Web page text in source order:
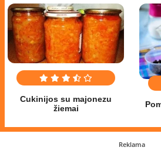
Cukinijos su majonezu
žiemai
Reklama